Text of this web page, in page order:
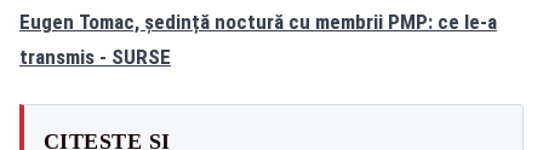
Eugen Tomac, ședință noctură cu membrii PMP: ce le-a
transmis - SURSE
CITEȘTE ȘI